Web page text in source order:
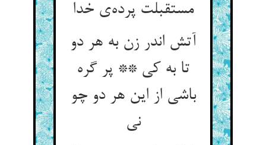
مستقبلت پرده‌‌ی خدا
آتش اندر زن به هر دو
تا به کی ** پر گره
باشی از این هر دو چو
نی‌‌